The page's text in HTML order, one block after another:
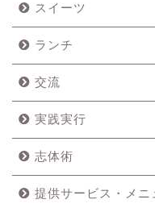
スイーツ
ランチ
交流
実践実行
志体術
提供サービス・メニ